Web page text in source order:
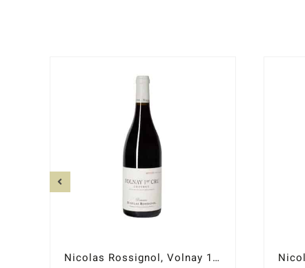
Nicolas Rossignol, Volnay 1er Cru Chevret 2019